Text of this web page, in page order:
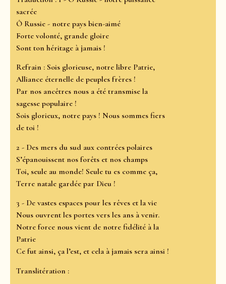
sacrée
Ô Russie - notre pays bien-aimé
Forte volonté, grande gloire
Sont ton héritage à jamais !
Refrain : Sois glorieuse, notre libre Patrie,
Alliance éternelle de peuples frères !
Par nos ancêtres nous a été transmise la
sagesse populaire !
Sois glorieux, notre pays ! Nous sommes fiers
de toi !
2 - Des mers du sud aux contrées polaires
S’épanouissent nos forêts et nos champs
Toi, seule au monde! Seule tu es comme ça,
Terre natale gardée par Dieu !
3 - De vastes espaces pour les rêves et la vie
Nous ouvrent les portes vers les ans à venir.
Notre force nous vient de notre fidélité à la
Patrie
Ce fut ainsi, ça l’est, et cela à jamais sera ainsi !
Translitération :